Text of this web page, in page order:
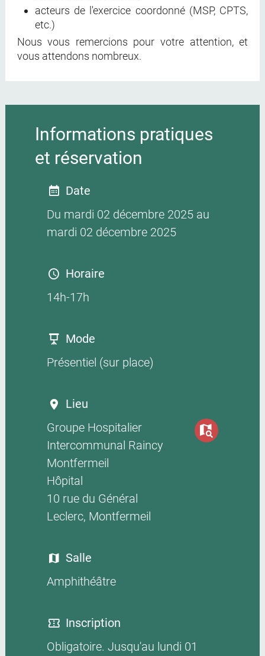
acteurs de l'exercice coordonné (MSP, CPTS,
etc.)
Nous vous remercions pour votre attention, et
vous attendons nombreux.
Informations pratiques
et réservation
Date
Du mardi 02 décembre 2025 au
mardi 02 décembre 2025
Horaire
14h-17h
Mode
Présentiel (sur place)
Lieu
Groupe Hospitalier
Intercommunal Raincy
Montfermeil
Hôpital
10 rue du Général
Leclerc, Montfermeil
Salle
Amphithéâtre
Inscription
Obligatoire. Jusqu'au lundi 01